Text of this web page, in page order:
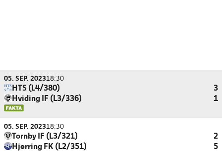
05. SEP. 202318:30
HTS (L4/380)
3
Hviding IF (L3/336)
1
05. SEP. 202318:30
Tornby IF (L3/321)
2
Hjørring FK (L2/351)
5